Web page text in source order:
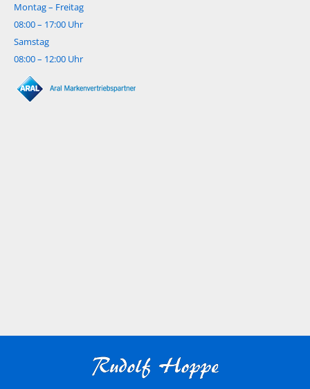
Montag – Freitag
08:00 – 17:00 Uhr
Samstag
08:00 – 12:00 Uhr